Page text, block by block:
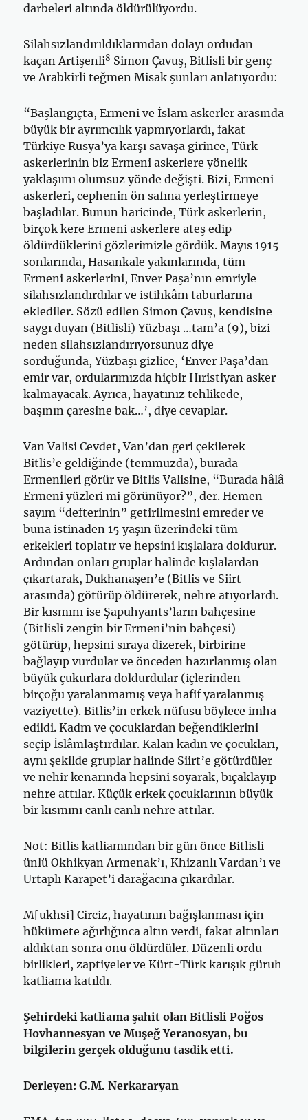
darbeleri altında öldürülüyordu.
Silahsızlandırıldıklarmdan dolayı ordudan
kaçan Artişenli8 Simon Çavuş, Bitlisli bir genç
ve Arabkirli teğmen Misak şunları anlatıyordu:
“Başlangıçta, Ermeni ve İslam askerler arasında
büyük bir ayrımcılık yapmıyorlardı, fakat
Türkiye Rusya’ya karşı savaşa girince, Türk
asker­lerinin biz Ermeni askerlere yönelik
yaklaşımı olumsuz yönde değişti. Bizi, Ermeni
askerleri, cephenin ön safına yerleştirmeye
başladılar. Bu­nun haricinde, Türk askerlerin,
birçok kere Ermeni askerlere ateş edip
öldürdüklerini gözlerimizle gördük. Mayıs 1915
sonlarında, Hasankale yakınlarında, tüm
Ermeni askerlerini, Enver Paşa’nın emriyle
silahsız­landırdılar ve istihkâm taburlarına
eklediler. Sözü edilen Simon Çavuş, kendisine
saygı duyan (Bitlisli) Yüzbaşı …tam’a (9), bizi
neden silahsız­landırıyorsunuz diye
sorduğunda, Yüzbaşı gizlice, ‘Enver Paşa’dan
emir var, ordularımızda hiçbir Hıristiyan asker
kalmayacak. Ayrıca, hayatınız tehlikede,
başının çaresine bak…’, diye cevaplar.
Van Valisi Cevdet, Van’dan geri çekilerek
Bitlis’e geldiğinde (tem­muzda), burada
Ermenileri görür ve Bitlis Valisine, “Burada hâlâ
Ermeni yüzleri mi görünüyor?”, der. Hemen
sayım “defterinin” getirilmesini em­reder ve
buna istinaden 15 yaşın üzerindeki tüm
erkekleri toplatır ve hep­sini kışlalara doldurur.
Ardından onları gruplar halinde kışlalardan
çıkar­tarak, Dukhanaşen’e (Bitlis ve Siirt
arasında) götürüp öldürerek, nehre atıyorlardı.
Bir kısmını ise Şapuhyants’ların bahçesine
(Bitlisli zengin bir Ermeni’nin bahçesi)
götürüp, hepsini sıraya dizerek, birbirine
bağlayıp vurdular ve önceden hazırlanmış olan
büyük çukurlara doldurdular (içle­rinden
birçoğu yaralanmamış veya hafif yaralanmış
vaziyette). Bitlis’in erkek nüfusu böylece imha
edildi. Kadm ve çocuklardan beğendiklerini
seçip İslâmlaştırdılar. Kalan kadın ve çocukları,
aynı şekilde gruplar ha­linde Siirt’e götürdüler
ve nehir kenarında hepsini soyarak, bıçaklayıp
nehre attılar. Küçük erkek çocuklarının büyük
bir kısmını canlı canlı neh­re attılar.
Not: Bitlis katliamından bir gün önce Bitlisli
ünlü Okhikyan Armenak’ı, Khizanlı Vardan’ı ve
Urtaplı Karapet’i darağacına çıkardılar.
M[ukhsi] Circiz, hayatının bağışlanması için
hükümete ağırlığınca altın verdi, fakat altınları
aldıktan sonra onu öldürdüler. Düzenli ordu
birlikle­ri, zaptiyeler ve Kürt-Türk karışık güruh
katliama katıldı.
Şehirdeki katliama şahit olan Bitlisli Poğos
Hovhannesyan ve Muşeğ Yeranosyan, bu
bilgilerin gerçek olduğunu tasdik etti.
Derleyen: G.M. Nerkararyan